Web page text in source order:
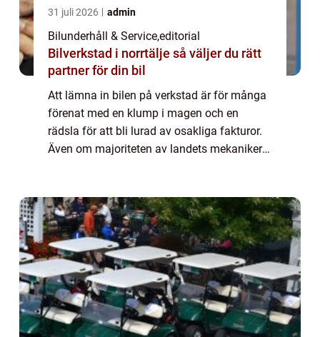
31 juli 2026 admin
Bilunderhåll & Service,editorial
Bilverkstad i norrtälje så väljer du rätt
partner för din bil
Att lämna in bilen på verkstad är för många
förenat med en klump i magen och en
rädsla för att bli lurad av osakliga fakturor.
Även om majoriteten av landets mekaniker